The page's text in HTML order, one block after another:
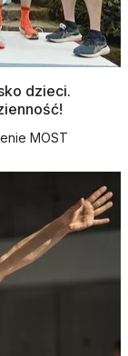
dzieci.
MOST